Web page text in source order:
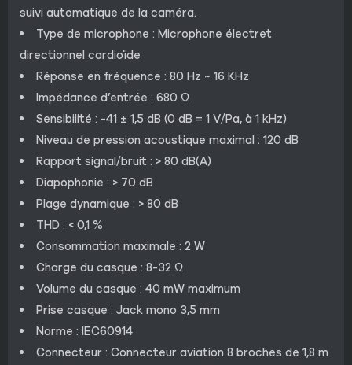
suivi automatique de la caméra.
Type de microphone : Microphone électret
directionnel cardioïde
Réponse en fréquence : 80 Hz ~ 16 KHz
Impédance d’entrée : 680 Ω
Sensibilité : -41 ± 1,5 dB (0 dB = 1 V/Pa, à 1 kHz)
Niveau de pression acoustique maximal : 120 dB
Rapport signal/bruit : > 80 dB(A)
Diapophonie : > 70 dB
Plage dynamique : > 80 dB
THD : < 0,1 %
Consommation maximale : 2 W
Charge du casque : 8-32 Ω
Volume du casque : 40 mW maximum
Prise casque : Jack mono 3,5 mm
Norme : IEC60914
Connecteur : Connecteur aviation 8 broches de 1,8 m